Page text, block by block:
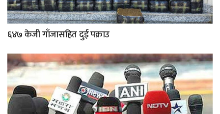
६४७ केजी गाँजासहित दुई पक्राउ